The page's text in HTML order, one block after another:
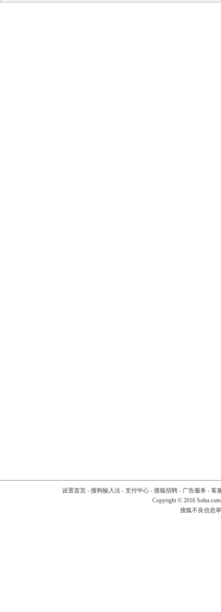
设置首页- 搜狗输入法- 支付中心- 搜狐招聘- 广告服务 - 客
Copyright © 2016
搜狐不良信息